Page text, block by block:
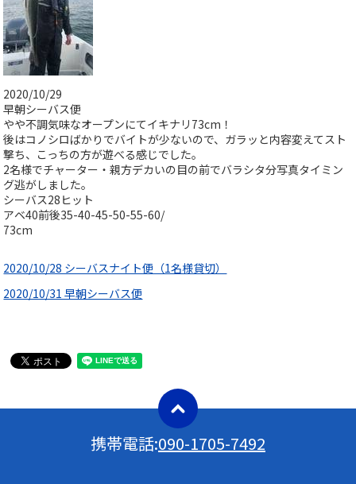
2020/10/29
早朝シーバス便
やや不調気味なオープンにてイキナリ73cm！
後はコノシロばかりでバイトが少ないので、ガラッと内容変えてスト
撃ち、こっちの方が遊べる感じでした。
2名様でチャーター・親方デカいの目の前でバラシタ分写真タイミン
グ逃がしました。
シーバス28ヒット
アベ40前後35-40-45-50-55-60/
73cm
2020/10/28 シーバスナイト便（1名様貸切）
2020/10/31 早朝シーバス便
携帯電話:090-1705-7492